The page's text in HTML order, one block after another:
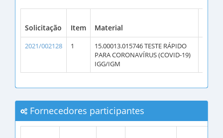
Solicitação Item Material
2021/002128 1
15.00013.015746 TESTE RÁPIDO
PARA CORONAVÍRUS (COVID-19)
IGG/IGM
Fornecedores participantes